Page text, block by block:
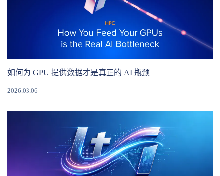
如何为 GPU 提供数据才是真正的 AI 瓶颈
2026.03.06